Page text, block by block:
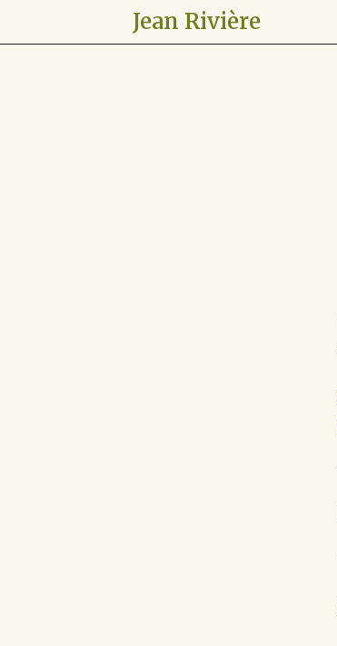
Jean Rivière